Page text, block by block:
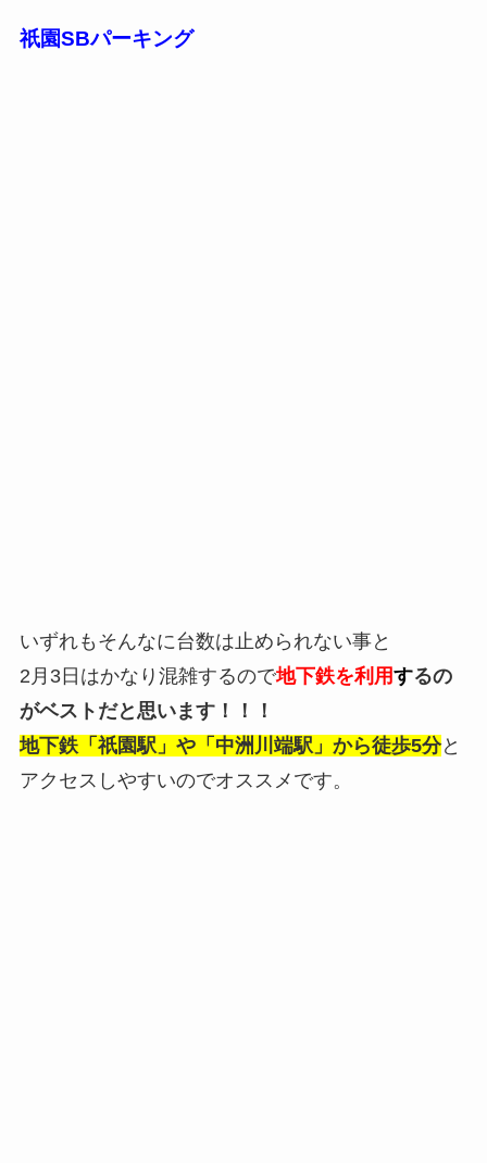
祇園SBパーキング
いずれもそんなに台数は止められない事と
2月3日はかなり混雑するので地下鉄を利用するの
がベストだと思います！！！
地下鉄「祇園駅」や「中洲川端駅」から徒歩5分と
アクセスしやすいのでオススメです。